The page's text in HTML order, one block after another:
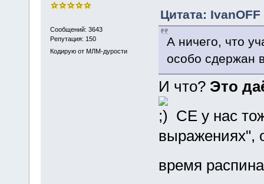
Сообщений: 3643
Репутация: 150
Кодирую от МЛМ-дурости
Цитата:
А ничего, что
особо сдержан
И что? Это
СЕ у нас
выражениях",
время